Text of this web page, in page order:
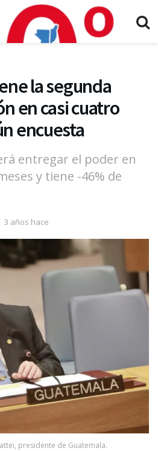
la segunda
en casi cuatro
encuesta
entregar el poder en
y tiene -46% de
3 años hace
presidente de Guatemala.